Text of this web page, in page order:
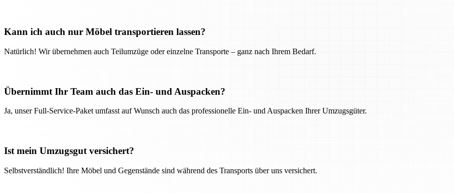
Kann ich auch nur Möbel transportieren lassen?
Natürlich! Wir übernehmen auch Teilumzüge oder einzelne Transporte – ganz nach Ihrem Bedarf.
Übernimmt Ihr Team auch das Ein- und Auspacken?
Ja, unser Full-Service-Paket umfasst auf Wunsch auch das professionelle Ein- und Auspacken Ihrer Umzugsgüter.
Ist mein Umzugsgut versichert?
Selbstverständlich! Ihre Möbel und Gegenstände sind während des Transports über uns versichert.